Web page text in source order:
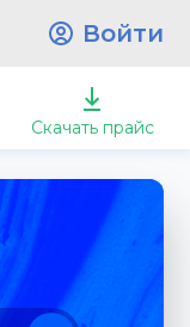
Войти
Скачать прайс